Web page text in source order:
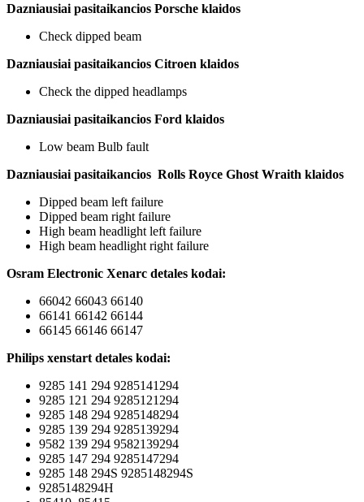
Dazniausiai pasitaikancios Porsche klaidos
Check dipped beam
Dazniausiai pasitaikancios Citroen klaidos
Check the dipped headlamps
Dazniausiai pasitaikancios Ford klaidos
Low beam Bulb fault
Dazniausiai pasitaikancios Rolls Royce Ghost Wraith klaidos
Dipped beam left failure
Dipped beam right failure
High beam headlight left failure
High beam headlight right failure
Osram Electronic Xenarc detales kodai:
66042 66043 66140
66141 66142 66144
66145 66146 66147
Philips xenstart detales kodai:
9285 141 294 9285141294
9285 121 294 9285121294
9285 148 294 9285148294
9285 139 294 9285139294
9582 139 294 9582139294
9285 147 294 9285147294
9285 148 294S 9285148294S
9285148294H